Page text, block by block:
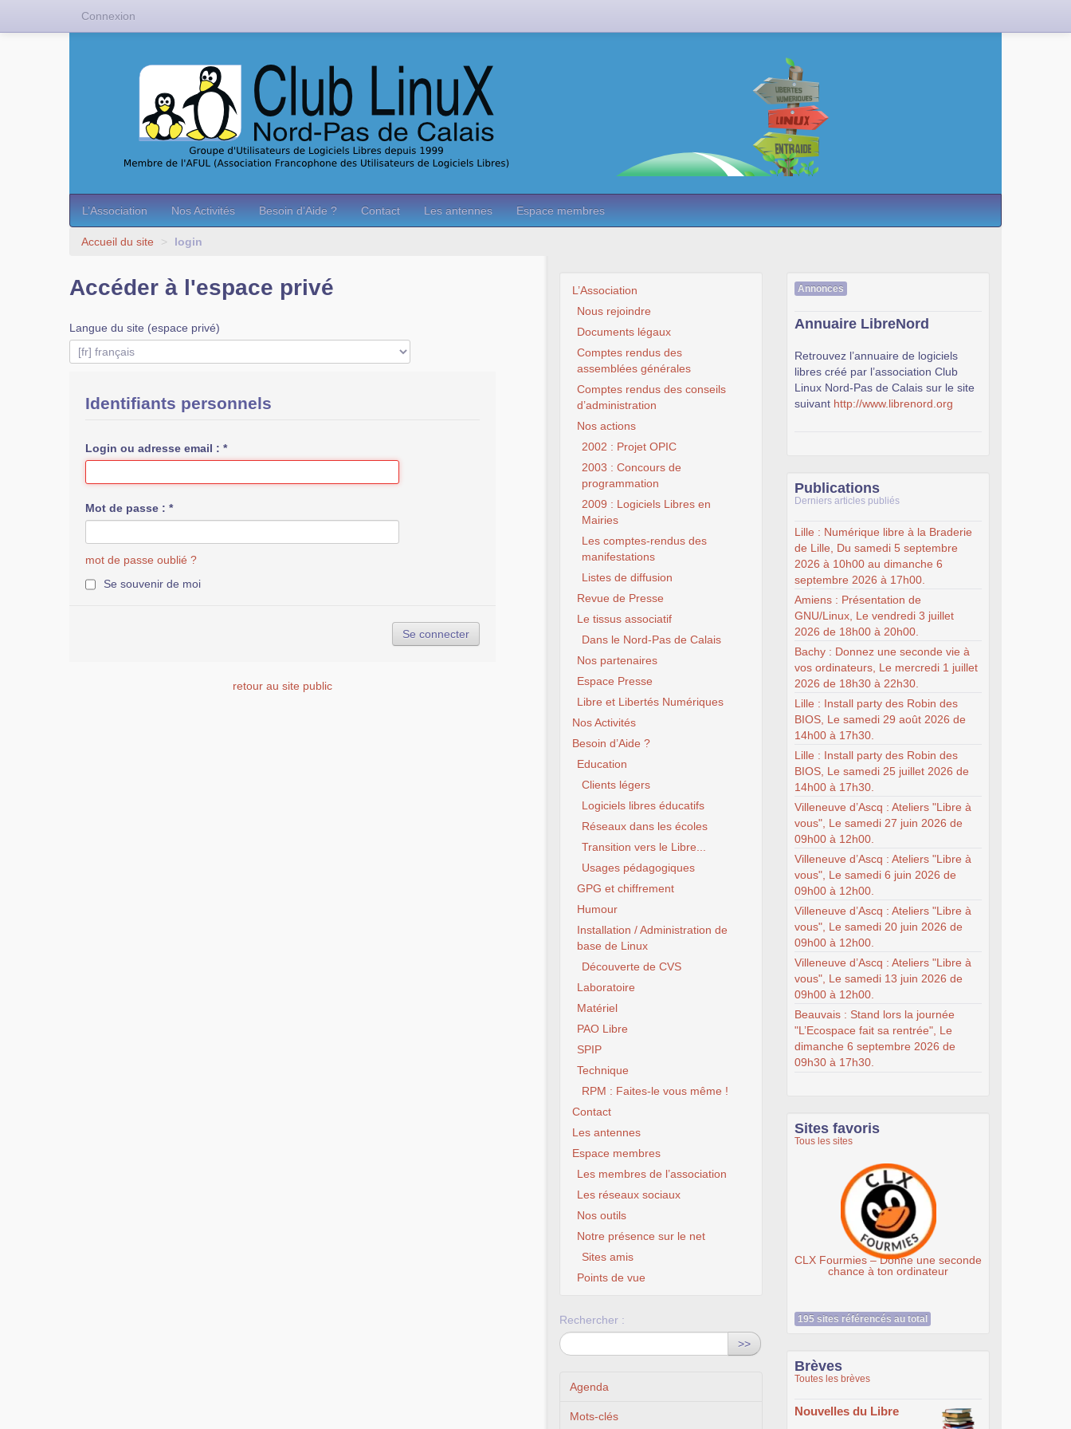
L’Association Nos Activités Besoin d’Aide ? Contact Les antennes Espace membres
Accueil du site > login
Accéder à l'espace privé
Langue du site (espace privé)
Identifiants personnels
Login ou adresse email : *
Mot de passe : *
mot de passe oublié ?
Se souvenir de moi
retour au site public
L’Association
Nous rejoindre
Documents légaux
Comptes rendus des
assemblées générales
Comptes rendus des conseils
d’administration
Nos actions
2002 : Projet OPIC
2003 : Concours de
programmation
2009 : Logiciels Libres en
Mairies
Les comptes-rendus des
manifestations
Listes de diffusion
Revue de Presse
Le tissus associatif
Dans le Nord-Pas de Calais
Nos partenaires
Espace Presse
Libre et Libertés Numériques
Nos Activités
Besoin d’Aide ?
Education
Clients légers
Logiciels libres éducatifs
Réseaux dans les écoles
Transition vers le Libre...
Usages pédagogiques
GPG et chiffrement
Humour
Installation / Administration de
base de Linux
Découverte de CVS
Laboratoire
Matériel
PAO Libre
SPIP
Technique
RPM : Faites-le vous même !
Contact
Les antennes
Espace membres
Les membres de l’association
Les réseaux sociaux
Nos outils
Notre présence sur le net
Sites amis
Points de vue
Rechercher :
>>
Agenda
Mots-clés
Annonces
Annuaire LibreNord
Retrouvez l’annuaire de logiciels
libres créé par l’association Club
Linux Nord-Pas de Calais sur le site
suivant http://www.librenord.org
Publications
Derniers articles publiés
Lille : Numérique libre à la Braderie
de Lille, Du samedi 5 septembre
2026 à 10h00 au dimanche 6
septembre 2026 à 17h00.
Amiens : Présentation de
GNU/Linux, Le vendredi 3 juillet
2026 de 18h00 à 20h00.
Bachy : Donnez une seconde vie à
vos ordinateurs, Le mercredi 1 juillet
2026 de 18h30 à 22h30.
Lille : Install party des Robin des
BIOS, Le samedi 29 août 2026 de
14h00 à 17h30.
Lille : Install party des Robin des
BIOS, Le samedi 25 juillet 2026 de
14h00 à 17h30.
Villeneuve d’Ascq : Ateliers "Libre à
vous", Le samedi 27 juin 2026 de
09h00 à 12h00.
Villeneuve d’Ascq : Ateliers "Libre à
vous", Le samedi 6 juin 2026 de
09h00 à 12h00.
Villeneuve d’Ascq : Ateliers "Libre à
vous", Le samedi 20 juin 2026 de
09h00 à 12h00.
Villeneuve d’Ascq : Ateliers "Libre à
vous", Le samedi 13 juin 2026 de
09h00 à 12h00.
Beauvais : Stand lors la journée
"L’Ecospace fait sa rentrée", Le
dimanche 6 septembre 2026 de
09h30 à 17h30.
Sites favoris
Tous les sites
CLX Fourmies – Donne une seconde
chance à ton ordinateur
195 sites référencés au total
Brèves
Toutes les brèves
Nouvelles du Libre
Connexion